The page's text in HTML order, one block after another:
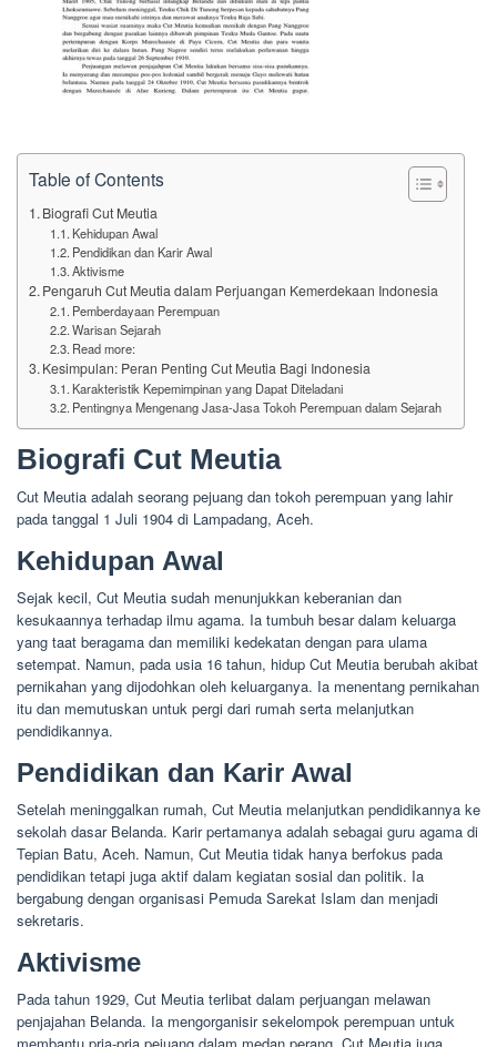
Table of Contents
Biografi Cut Meutia
Kehidupan Awal
Pendidikan dan Karir Awal
Aktivisme
Pengaruh Cut Meutia dalam Perjuangan Kemerdekaan Indonesia
Pemberdayaan Perempuan
Warisan Sejarah
Read more:
Kesimpulan: Peran Penting Cut Meutia Bagi Indonesia
Karakteristik Kepemimpinan yang Dapat Diteladani
Pentingnya Mengenang Jasa-Jasa Tokoh Perempuan dalam Sejarah
Biografi Cut Meutia
Cut Meutia adalah seorang pejuang dan tokoh perempuan yang lahir
pada tanggal 1 Juli 1904 di Lampadang, Aceh.
Kehidupan Awal
Sejak kecil, Cut Meutia sudah menunjukkan keberanian dan
kesukaannya terhadap ilmu agama. Ia tumbuh besar dalam keluarga
yang taat beragama dan memiliki kedekatan dengan para ulama
setempat. Namun, pada usia 16 tahun, hidup Cut Meutia berubah akibat
pernikahan yang dijodohkan oleh keluarganya. Ia menentang pernikahan
itu dan memutuskan untuk pergi dari rumah serta melanjutkan
pendidikannya.
Pendidikan dan Karir Awal
Setelah meninggalkan rumah, Cut Meutia melanjutkan pendidikannya ke
sekolah dasar Belanda. Karir pertamanya adalah sebagai guru agama di
Tepian Batu, Aceh. Namun, Cut Meutia tidak hanya berfokus pada
pendidikan tetapi juga aktif dalam kegiatan sosial dan politik. Ia
bergabung dengan organisasi Pemuda Sarekat Islam dan menjadi
sekretaris.
Aktivisme
Pada tahun 1929, Cut Meutia terlibat dalam perjuangan melawan
penjajahan Belanda. Ia mengorganisir sekelompok perempuan untuk